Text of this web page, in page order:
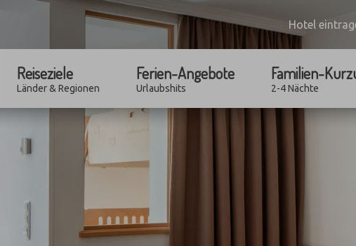
Hotel
Reiseziele
Länder & Regionen
Ferien-Angebote
Urlaubshits
Familien-
2-4 Nächte